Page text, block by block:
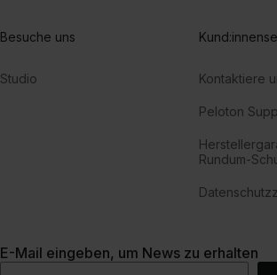
Besuche uns
Studio Kontaktiere
Peloton
Rundum-
E-Mail eingeben, um News zu erhalten